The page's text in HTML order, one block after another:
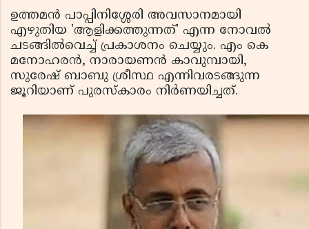
ഉത്തമന്‍ പാപ്പിനിശ്ശേരി അവസാനമായി
എഴുതിയ 'ആളിക്കത്തുന്നത്' എന്ന നോവല്‍
ചടങ്ങില്‍വെച്ച് പ്രകാശനം ചെയ്യും. എം കെ
മനോഹരന്‍, നാരായണന്‍ കാവുമ്പായി,
സുരേഷ് ബാബു ശ്രീസ്ഥ എന്നിവരടങ്ങുന്ന
ജൂറിയാണ് പുരസ്‌കാരം നിര്‍ണയിച്ചത്.